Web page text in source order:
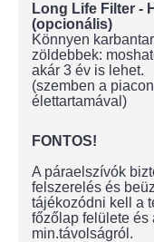
Long Life Filter -
(opcionális)
Könnyen
zöldebbek:
akár 3 év is lehet.
(szemben a
élettartamával)
FONTOS!
A páraelszívók
felszerelés és
tájékozódni kell a
főzőlap felülete és
min.távolságról.